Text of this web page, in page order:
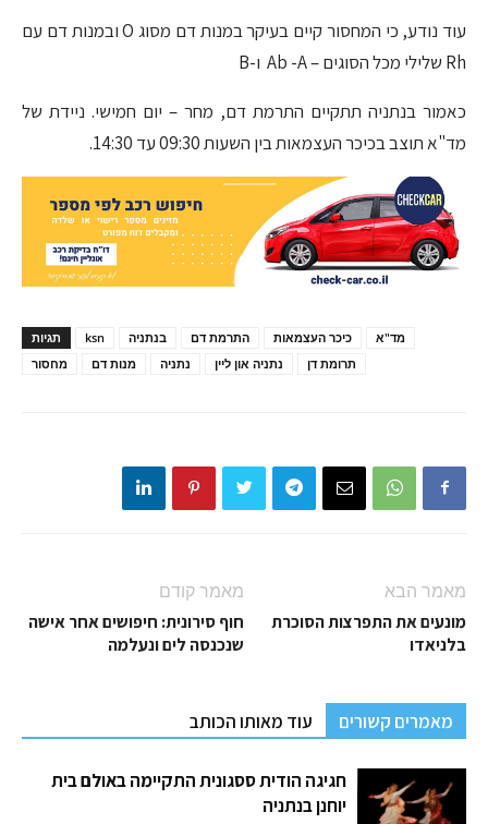
עוד נודע, כי המחסור קיים בעיקר במנות דם מסוג O ובמנות דם עם
Rh שלילי מכל הסוגים – Ab -A ו-B
כאמור בנתניה תתקיים התרמת דם, מחר – יום חמישי. ניידת של
מד"א תוצב בכיכר העצמאות בין השעות 09:30 עד 14:30.
תגיות ksn בנתניה התרמת דם כיכר העצמאות
מד"א
מחסור
מנות דם נתניה נתניה און ליין תרומת דן
מאמר קודם
חוף סירונית: חיפושים אחר אישה
שנכנסה לים ונעלמה
מאמר הבא
מונעים את התפרצות הסוכרת
בלניאדו
מאמרים קשורים עוד מאותו הכותב
חגיגה הודית ססגונית התקיימה באולם בית
יוחנן בנתניה